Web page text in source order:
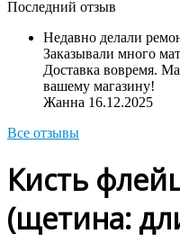
Последний отзыв
Недавно делали
Заказывали много
Доставка вовремя.
вашему магазину!
Жанна 16.12.2025
Все отзывы
Кисть
(щетина: